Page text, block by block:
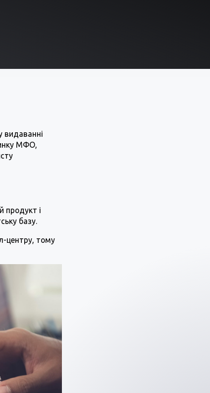
видаванні
МФО,
продукт і
базу.
центру, тому